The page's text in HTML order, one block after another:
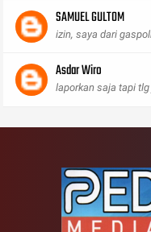
SAMUEL GULTOM
izin, saya dari
Asdar Wiro
laporkan saja tapi